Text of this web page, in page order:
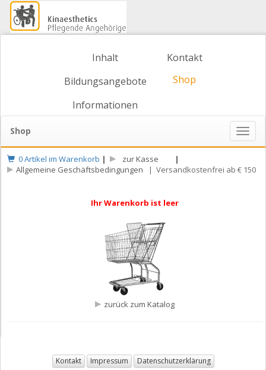
Inhalt
Bildungsangebote
Informationen
Kontakt
Shop
Shop
ein-/
0 Artikel im Warenkorb | zur Kasse
|
Allgemeine Geschäftsbedingungen | Versandkostenfrei ab € 150
Ihr Warenkorb ist leer
zurück zum Katalog
Kontakt Impressum Datenschutzerklärung